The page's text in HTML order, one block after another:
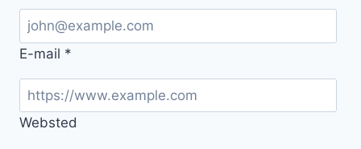
E-mail *
Websted